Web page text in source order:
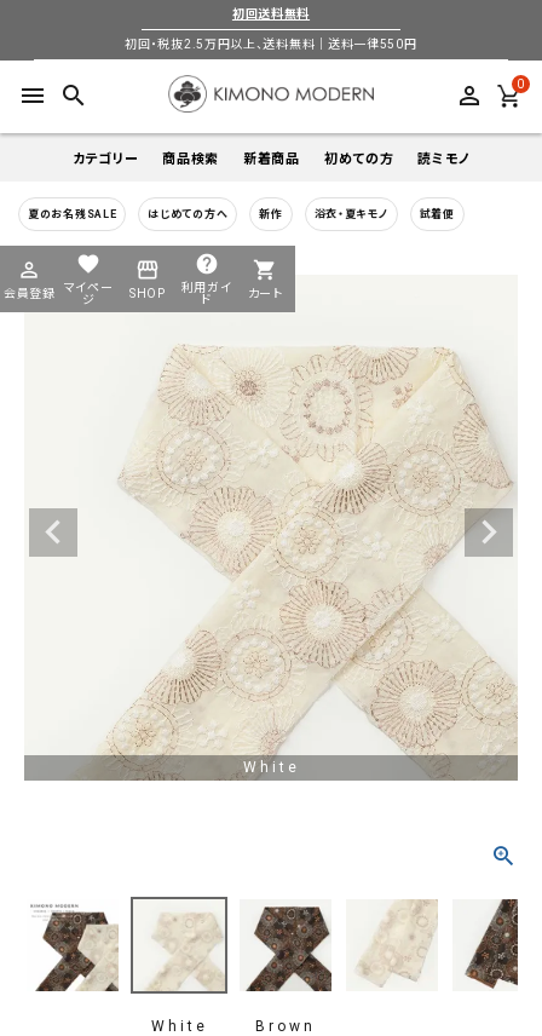
初回送料無料
初回・税抜2.5万円以上、送料無料｜送料一律550円
menu search perm_identity 0
カテゴリー
着物
帯
商品検索
キーワードから探す
夏季以外通年 春 夏 秋 冬
カテゴリーから探す
着物 羽織 襦袢 小物
ソシアル フォーマル
商品タイプ
在庫有 アーカイブ商品 セール商品
正絹 木綿・麻 ポリエステル
価格から探す
5,000-10,000円 10,000-20,000円
新着商品 初めての方 読ミモノ
夏のお名残SALE はじめての方へ 新作 浴衣・夏キモノ 試着便
perm_identity
会員登録
favorite
マイペー
ジ
storefront
SHOP
help
利用ガイ
ド
shopping_cart
カート
perm_identity 会員登録
着物
羽織
White
White Brown